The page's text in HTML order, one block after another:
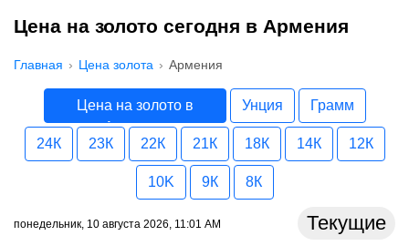
Цена на золото сегодня в Армения
Главная Цена золота Армения
Цена на золото в
Армения
Унция Грамм
24К 23К 22К 21К 18К 14К 12К
10K 9К 8К
понедельник, 10 августа 2026, 11:01 AM Текущие